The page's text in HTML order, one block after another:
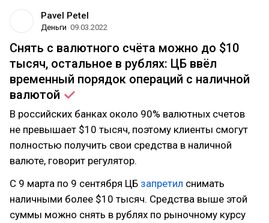
Pavel Petel
Деньги 09.03.2022
Снять с валютного счёта можно до $10
тысяч, остальное в рублях: ЦБ ввёл
временный порядок операций с наличной
валютой
В российских банках около 90% валютных счетов
не превышает $10 тысяч, поэтому клиенты смогут
полностью получить свои средства в наличной
валюте, говорит регулятор.
С 9 марта по 9 сентября ЦБ запретил снимать
наличными более $10 тысяч. Cредства выше этой
суммы можно снять в рублях по рыночному курсу